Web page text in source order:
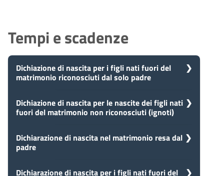
Tempi e scadenze
Dichiazione di nascita per i figli nati fuori del
matrimonio riconosciuti dal solo padre
5 Presa in carico
Dopo aver presentato la tua
procedimento e prenderà in carico
la tua domanda in 5 giorni.
Dichiazione di nascita per le nascite dei figli nati
fuori del matrimonio non riconosciuti (ignoti)
5
giorni
Presa in carico
procedimento e prenderà in carico
Dichiarazione di nascita nel matrimonio resa dal
padre
Dichiarazione di nascita per i figli nati fuori del